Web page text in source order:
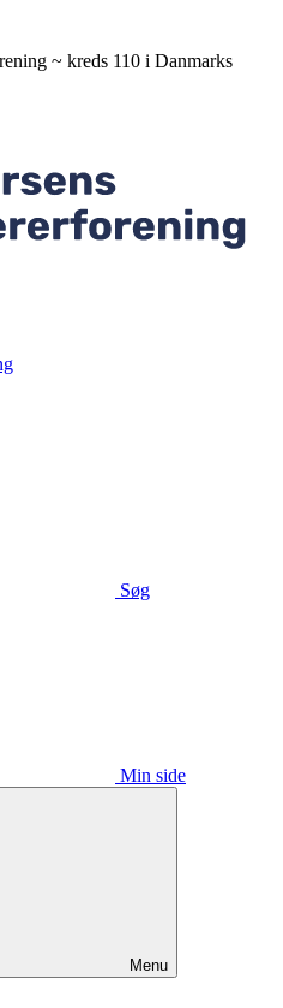
~ kreds 110 i Danmarks
Søg
Min side
Menu